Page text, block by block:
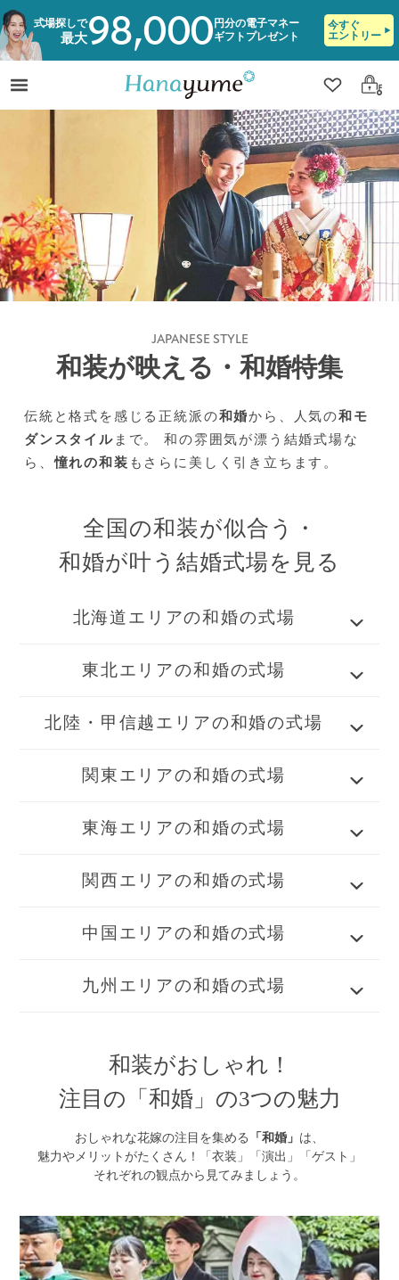
式場探しで
最大98,000 円分の電子マネー
ギフトプレゼント
今すぐ
エントリー
クリップ
ログ
JAPANESE STYLE
和装が映える・和婚特集
伝統と格式を感じる正統派の和婚から、人気の和モ
ダンスタイル まで。 和の雰囲気が漂う結婚式場な
ら、憧れの和装 もさらに美しく引き立ちます。
全国の和装が似合う・
和婚が叶う結婚式場を見る
北海道エリアの和婚の式場
東北エリアの和婚の式場
北陸・甲信越エリアの和婚の式場
関東エリアの和婚の式場
東海エリアの和婚の式場
関西エリアの和婚の式場
中国エリアの和婚の式場
九州エリアの和婚の式場
和装がおしゃれ！
注目の「和婚」の3つの魅力
おしゃれな花嫁の注目を集める 「和婚」 は、
魅力やメリットがたくさん！「衣装」「演出」「ゲスト」
それぞれの観点から見てみましょう。